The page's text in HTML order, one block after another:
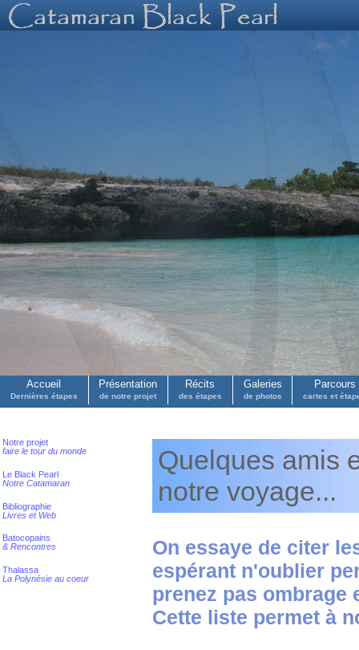
Accueil
Dernières étapes
Présentation
de notre projet
Récits
des étapes
Galeries
de photos
Parcours
cartes et
Notre projet
faire le tour du monde
Le Black Pearl
Notre Catamaran
Bibliographie
Livres et Web
Batocopains
& Rencontres
Thalassa
La Polynésie au coeur
Quelques amis
notre voyage...
On essaye de citer
espérant n'oublier
prenez pas ombrage
Cette liste permet à